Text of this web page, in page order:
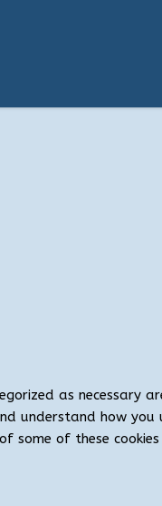
as necessary
understand how you
some of these